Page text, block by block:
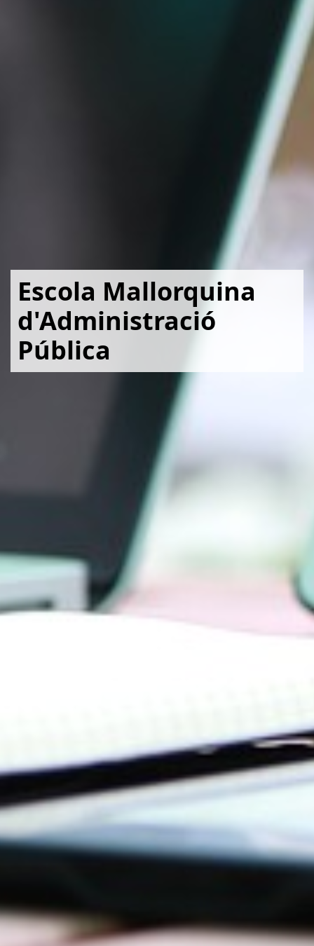
Escola Mallorquina
d'Administració
Pública